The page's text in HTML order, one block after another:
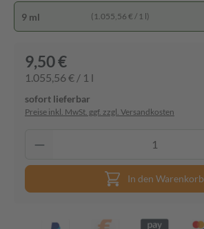
9 ml (1.055,56 € / 1 l)
9,50 €
1.055,56 € / 1 l
sofort lieferbar
Preise inkl. MwSt. ggf. zzgl. Versandkosten
In den Warenkorb